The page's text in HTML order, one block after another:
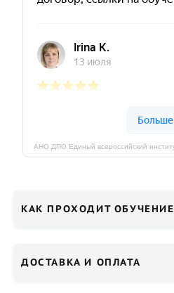
КАК ПРОХОДИТ ОБУЧЕНИЕ
ДОСТАВКА И ОПЛАТА